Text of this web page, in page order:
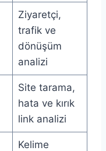
Ziyaretçi,
trafik ve
dönüşüm
analizi
Site tarama,
hata ve kırık
link analizi
Kelime